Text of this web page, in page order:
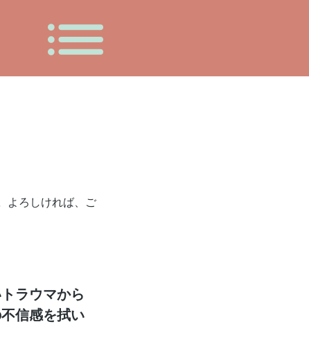
よろしければ、ご
ラウマから
信感を拭い